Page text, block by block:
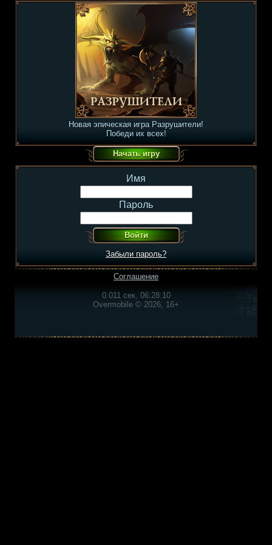
Новая эпическая игра Разрушители!
Победи их всех!
Имя
Пароль
Забыли пароль?
Соглашение
0.011 сек, 06:28:10
Overmobile © 2026, 16+